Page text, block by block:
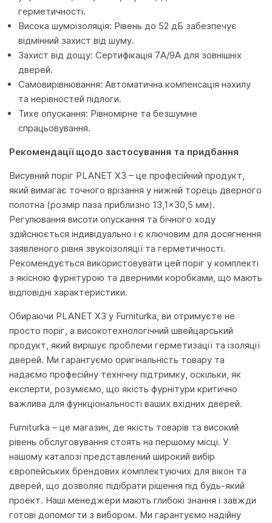
герметичності.
Висока шумоізоляція: Рівень до 52 дБ забезпечує
відмінний захист від шуму.
Захист від дощу: Сертифікація 7A/9A для зовнішніх
дверей.
Самовирівнювання: Автоматична компенсація нахилу
та нерівностей підлоги.
Тихе опускання: Рівномірне та безшумне
спрацьовування.
Рекомендації щодо застосування та придбання
Висувний поріг PLANET X3 – це професійний продукт,
який вимагає точного врізання у нижній торець дверного
полотна (розмір паза приблизно 13,1×30,5 мм).
Регулювання висоти опускання та бічного ходу
здійснюється індивідуально і є ключовим для досягнення
заявленого рівня звукоізоляції та герметичності.
Рекомендується використовувати цей поріг у комплекті
з якісною фурнітурою та дверними коробками, що мають
відповідні характеристики.
Обираючи PLANET X3 у Furniturka, ви отримуєте не
просто поріг, а високотехнологічний швейцарський
продукт, який вирішує проблеми герметизації та ізоляції
дверей. Ми гарантуємо оригінальність товару та
надаємо професійну технічну підтримку, оскільки, як
експерти, розуміємо, що якість фурнітури критично
важлива для функціональності ваших вхідних дверей.
Furniturka – це магазин, де якість товарів та високий
рівень обслуговування стоять на першому місці. У
нашому каталозі представлений широкий вибір
європейських брендових комплектуючих для вікон та
дверей, що дозволяє підібрати рішення під будь-який
проект. Наші менеджери мають глибокі знання і завжди
готові допомогти з вибором. Ми гарантуємо надійну